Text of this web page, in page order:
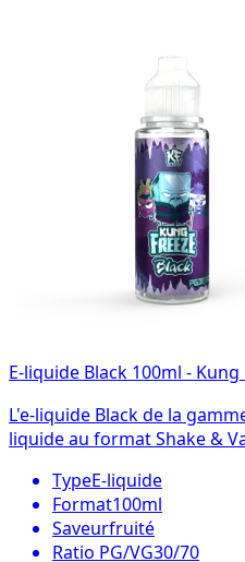
E-liquide Black 100ml - Kung
L'e-liquide Black de la
liquide au format Shake &
TypeE-liquide
Format100ml
Saveurfruité
Ratio PG/VG30/70